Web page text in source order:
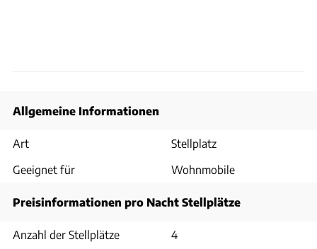
Allgemeine Informationen
Art
Stellplatz
Geeignet für
Wohnmobile
Preisinformationen pro Nacht Stellplätze
Anzahl der Stellplätze
4